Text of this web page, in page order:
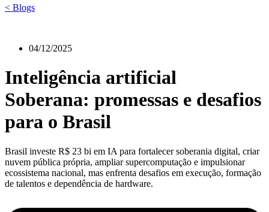
< Blogs
04/12/2025
Inteligência artificial
Soberana: promessas e desafios
para o Brasil
Brasil investe R$ 23 bi em IA para fortalecer soberania digital, criar
nuvem pública própria, ampliar supercomputação e impulsionar
ecossistema nacional, mas enfrenta desafios em execução, formação
de talentos e dependência de hardware.